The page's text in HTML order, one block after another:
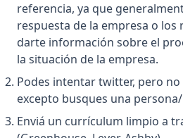
referencia, ya que
respuesta de la empresa o los
darte información sobre el
la situación de la empresa.
Podes intentar twitter, pero
excepto busques una
Enviá un currículum limpio a